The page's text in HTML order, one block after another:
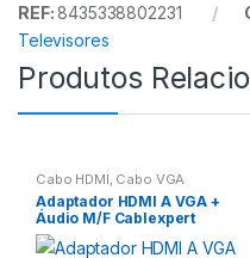
REF:8435338802231
Televisores
Produtos
Cabo HDMI, Cabo VGA
Adaptador HDMI A VGA +
Áudio M/F Cablexpert